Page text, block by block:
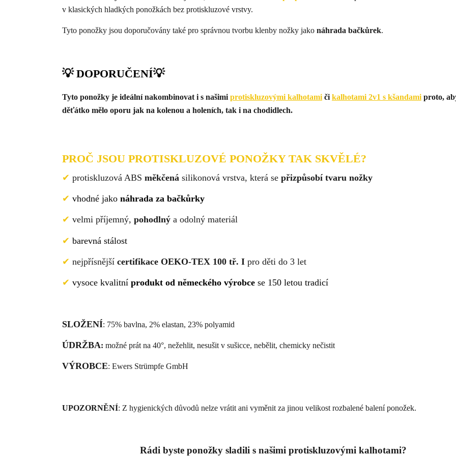
v klasických hladkých ponožkách bez protiskluzové vrstvy.
Tyto ponožky jsou doporučovány také pro správnou tvorbu klenby nožky jako náhrada bačkůrek.
💡 DOPORUČENÍ💡
Tyto ponožky je ideální nakombinovat i s našimi protiskluzovými kalhotami či kalhotami 2v1 s kšandami proto,
děťátko mělo oporu jak na kolenou a holeních, tak i na chodidlech.
PROČ JSOU PROTISKLUZOVÉ PONOŽKY TAK SKVĚLÉ?
✔ protiskluzová ABS měkčená silikonová vrstva, která se přizpůsobí tvaru nožky
✔ vhodné jako náhrada za bačkůrky
✔ velmi příjemný, pohodlný a odolný materiál
✔ barevná stálost
✔ nejpřísnější certifikace OEKO-TEX 100 tř. I pro děti do 3 let
✔ vysoce kvalitní produkt od německého výrobce se 150 letou tradicí
SLOŽENÍ: 75% bavlna, 2% elastan, 23% polyamid
ÚDRŽBA: možné prát na 40°, nežehlit, nesušit v sušicce, nebělit, chemicky nečistit
VÝROBCE: Ewers Strümpfe GmbH
UPOZORNĚNÍ: Z hygienických důvodů nelze vrátit ani vyměnit za jinou velikost rozbalené balení ponožek.
Rádi byste ponožky sladili s našimi protiskluzovými kalhotami?